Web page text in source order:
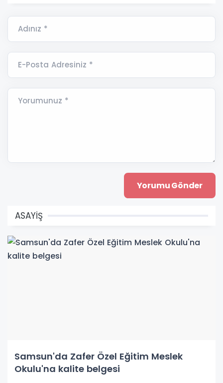
Adınız *
E-Posta Adresiniz *
Yorumunuz *
ASAYİŞ
Samsun'da Zafer Özel Eğitim Meslek
Okulu'na kalite belgesi